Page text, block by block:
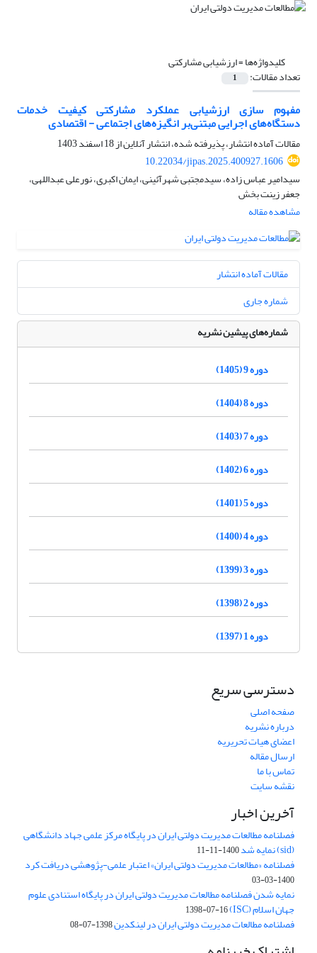
کلیدواژه‌ها =ارزشیابی مشارکتی
تعداد مقالات: 1
مفهوم سازی ارزشیابی عملکرد مشارکتی کیفیت خدمات
دستگاه‌های اجرایی مبتنی‌بر انگیزه‌های اجتماعی - اقتصادی
مقالات آماده انتشار، پذیرفته شده، انتشار آنلاین از18 اسفند 1403
10.22034/jipas.2025.400927.1606
سیدامیر عباس زاده، سیدمجتبی شهرآئینی، ایمان اکبری، نورعلی عبداللهی،
جعفر زینت بخش
مشاهده مقاله
مقالات آماده انتشار
شماره جاری
شماره‌های پیشین نشریه
دوره 9 (1405)
دوره 8 (1404)
دوره 7 (1403)
دوره 6 (1402)
دوره 5 (1401)
دوره 4 (1400)
دوره 3 (1399)
دوره 2 (1398)
دوره 1 (1397)
دسترسی سریع
صفحه اصلی
درباره نشریه
اعضای هیات تحریریه
ارسال مقاله
تماس با ما
نقشه سایت
آخرین اخبار
فصلنامه مطالعات مدیریت دولتی ایران در پایگاه مرکز علمی جهاد دانشگاهی
(sid) نمایه شد 1400-11-11
فصلنامه «مطالعات مدیریت دولتی ایران» اعتبار علمی-پژوهشی دریافت کرد
1400-03-03
نمایه شدن فصلنامه مطالعات مدیریت دولتی ایران در پایگاه استنادی علوم
جهان اسلام (ISC) 1398-07-16
فصلنامه مطالعات مدیریت دولتی ایران در لینکدین1398-07-08